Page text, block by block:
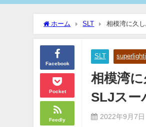
ホーム SLT 相模湾に久
Facebook
Pocket
Feedly
SLT
相模湾
SLJスー
2022年9月7日